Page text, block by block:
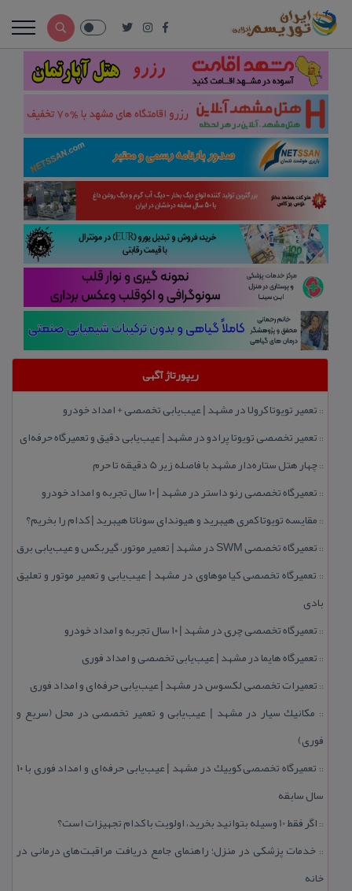
ریپورتاژ آگهی
:: تعمیر تویوتا كرولا در مشهد | عیب‌یابی تخصصی + امداد خودرو
:: تعمیر تخصصی تویوتا پرادو در مشهد | عیب‌یابی دقیق و تعمیرگاه حرفه‌ای
::چهار هتل‌ ستاره‌دار مشهد با فاصله زیر 5 دقیقه تا حرم
:: تعمیرگاه تخصصی رنو داستر در مشهد | ۱۰ سال تجربه و امداد خودرو
:: مقایسه تویوتا كمری هیبرید و هیوندای سوناتا هیبرید | كدام را بخریم؟
:: تعمیرگاه تخصصی SWM در مشهد | تعمیر موتور، گیربكس و عیب‌یابی برق
:: تعمیرگاه تخصصی كیا موهاوی در مشهد | عیب‌یابی و تعمیر موتور و تعلیق
بادی
:: تعمیرگاه تخصصی چری در مشهد | ۱۰ سال تجربه و امداد خودرو
:: تعمیرگاه هایما در مشهد | عیب‌یابی تخصصی و امداد فوری
:: تعمیرات تخصصی لكسوس در مشهد | عیب‌یابی حرفه‌ای و امداد فوری
:: مكانیك سیار در مشهد | عیب‌یابی و تعمیر تخصصی در محل (سریع و
فوری)
::
تعمیرگاه تخصصی كوییك در مشهد | عیب‌یابی حرفه‌ای و امداد فوری با ۱۰
سال سابقه
:: اگر فقط 10 وسیله بتوانید بخرید، اولویت با كدام تجهیزات است؟
:: خدمات پزشكی در منزل؛ راهنمای جامع دریافت مراقبت‌های درمانی در
خانه